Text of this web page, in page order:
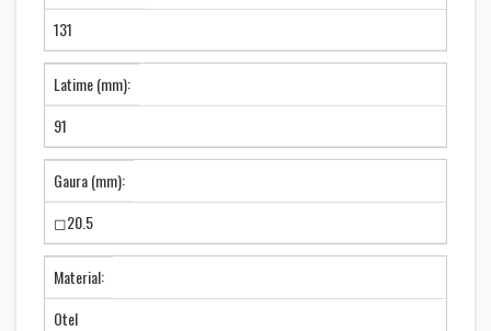
131
Latime (mm):
91
Gaura (mm):
◻20.5
Material:
Otel